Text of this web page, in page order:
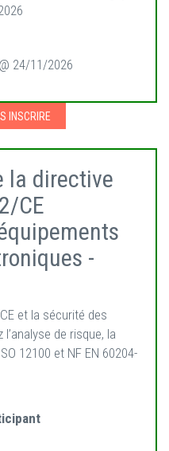
24/11/2026
INSCRIRE
la directive
CE
-
et la sécurité des
de risque, la
12100 et NF EN 60204-